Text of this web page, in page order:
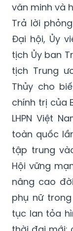
văn minh và
Trả lời
Đại hội, Ủy
tịch Ủy ban
tịch Trung
Thủy cho
chính trị của
LHPN Việt
toàn quốc
tập trung
Hội vững
nâng cao
phụ nữ
tục lan tỏa